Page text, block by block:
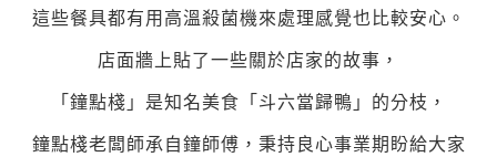
這些餐具都有用高溫殺菌機來處理感覺也比較安心。
店面牆上貼了一些關於店家的故事，
「鐘點棧」是知名美食「斗六當歸鴨」的分枝，
鐘點棧老闆師承自鐘師傅，秉持良心事業期盼給大家